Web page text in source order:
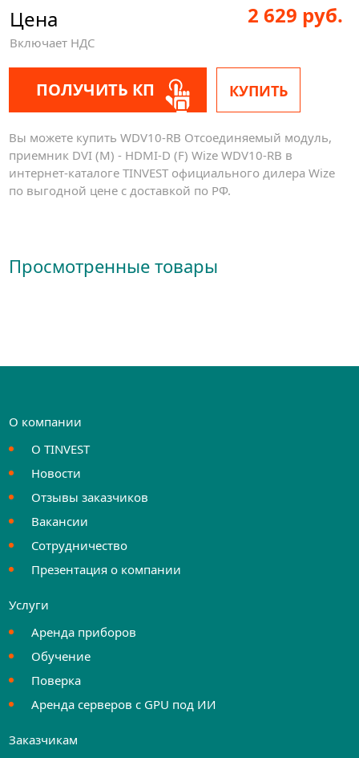
Цена
Включает НДС
2 629 руб.
ПОЛУЧИТЬ КП КУПИТЬ
Вы можете купить WDV10-RB Отсоединяемый модуль,
приемник DVI (M) - HDMI-D (F) Wize WDV10-RB в
интернет-каталоге TINVEST официального дилера Wize
по выгодной цене с доставкой по РФ.
Просмотренные товары
О компании
О TINVEST
Новости
Отзывы заказчиков
Вакансии
Сотрудничество
Презентация о компании
Услуги
Аренда приборов
Обучение
Поверка
Аренда серверов с GPU под ИИ
Заказчикам